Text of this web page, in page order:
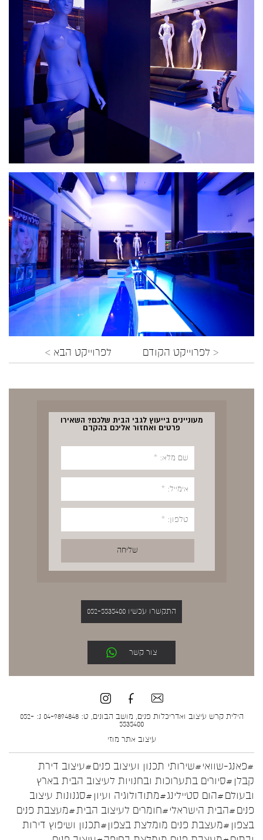
< לפרוייקט הקודם לפרוייקט הבא >
מעוניינים בייעוץ לגבי הבית שלכם? השאירו
פרטים ואחזור אליכם בהקדם
התקשרו עכשיו 052-5535400
צור קשר
הילית קרש עיצוב ואדריכלות פנים, מושב הבונים, ט: 04-9894848 נ: 052-
5535400
עיצוב אתר מוזי
#פאנג-שוואי#שירותי תכנון ועיצוב פנים#עיצוב דירת
קבלן #סיורים בתערוכות ובחנויות לעיצוב הבית בארץ
ובעולם#הום סטיילינג#מתודולוגיה ועיון #סגנונות עיצוב
פנים#הבית הישראלי#חומרים לעיצוב הבית#מעצבת פנים
בצפון #מעצבת פנים מומלצת בצפון#תכנון ושיפוץ דירות